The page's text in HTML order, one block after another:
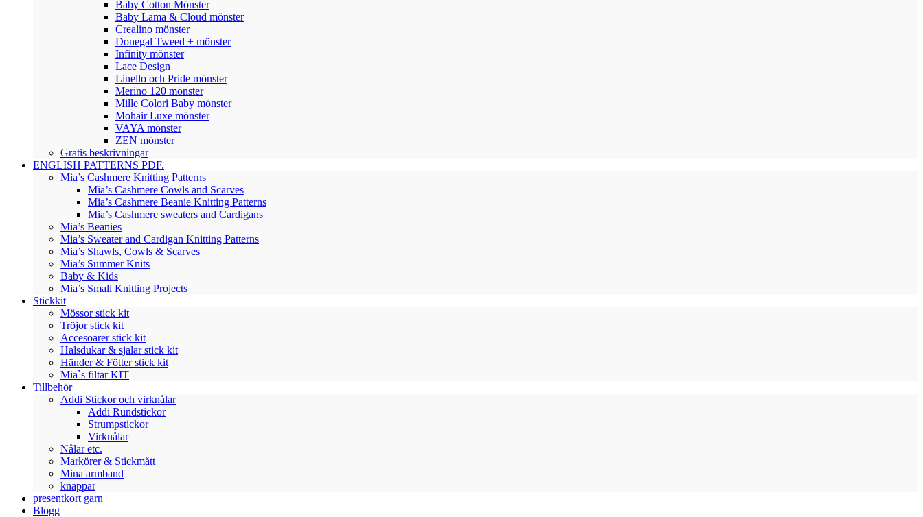
Baby Cotton Mönster
Baby Lama & Cloud mönster
Crealino mönster
Donegal Tweed + mönster
Infinity mönster
Lace Design
Linello och Pride mönster
Merino 120 mönster
Mille Colori Baby mönster
Mohair Luxe mönster
VAYA mönster
ZEN mönster
Gratis beskrivningar
ENGLISH PATTERNS PDF.
Mia’s Cashmere Knitting Patterns
Mia’s Cashmere Cowls and Scarves
Mia’s Cashmere Beanie Knitting Patterns
Mia’s Cashmere sweaters and Cardigans
Mia’s Beanies
Mia’s Sweater and Cardigan Knitting Patterns
Mia’s Shawls, Cowls & Scarves
Mia’s Summer Knits
Baby & Kids
Mia’s Small Knitting Projects
Stickkit
Mössor stick kit
Tröjor stick kit
Accesoarer stick kit
Halsdukar & sjalar stick kit
Händer & Fötter stick kit
Mia`s filtar KIT
Tillbehör
Addi Stickor och virknålar
Addi Rundstickor
Strumpstickor
Virknålar
Nålar etc.
Markörer & Stickmått
Mina armband
knappar
presentkort garn
Blogg